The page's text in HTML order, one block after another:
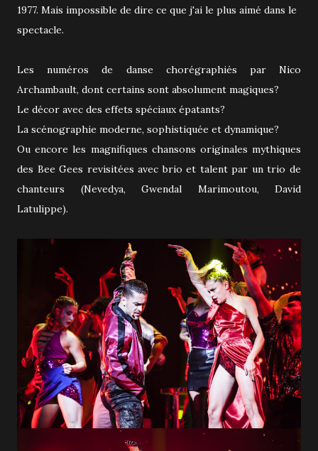
1977. Mais impossible de dire ce que j'ai le plus aimé dans le
spectacle.
Les numéros de danse chorégraphiés par Nico
Archambault, dont certains sont absolument magiques?
Le décor avec des effets spéciaux épatants?
La scénographie moderne, sophistiquée et dynamique?
Ou encore les magnifiques chansons originales mythiques
des Bee Gees revisitées avec brio et talent par un trio de
chanteurs (Nevedya, Gwendal Marimoutou, David
Latulippe).